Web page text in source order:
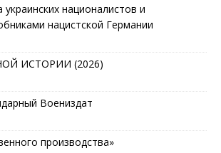
националистов и
нацистской Германии
ИСТОРИИ (2026)
Воениздат
производства»